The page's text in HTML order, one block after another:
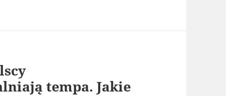
tempa. Jakie